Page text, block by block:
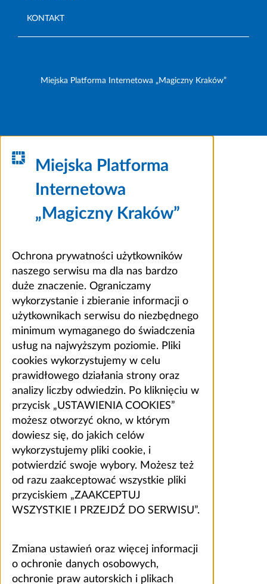
KONTAKT
Miejska Platforma Internetowa „Magiczny Kraków”
Miejska Platforma
Internetowa
„Magiczny Kraków”
Ochrona prywatności użytkowników
naszego serwisu ma dla nas bardzo
duże znaczenie. Ograniczamy
wykorzystanie i zbieranie informacji o
użytkownikach serwisu do niezbędnego
minimum wymaganego do świadczenia
usług na najwyższym poziomie. Pliki
cookies wykorzystujemy w celu
prawidłowego działania strony oraz
analizy liczby odwiedzin. Po kliknięciu w
przycisk „USTAWIENIA COOKIES”
możesz otworzyć okno, w którym
dowiesz się, do jakich celów
wykorzystujemy pliki cookie, i
potwierdzić swoje wybory. Możesz też
od razu zaakceptować wszystkie pliki
przyciskiem „ZAAKCEPTUJ
WSZYSTKIE I PRZEJDŹ DO SERWISU”.
Zmiana ustawień oraz więcej informacji
o ochronie danych osobowych,
ochronie praw autorskich i plikach